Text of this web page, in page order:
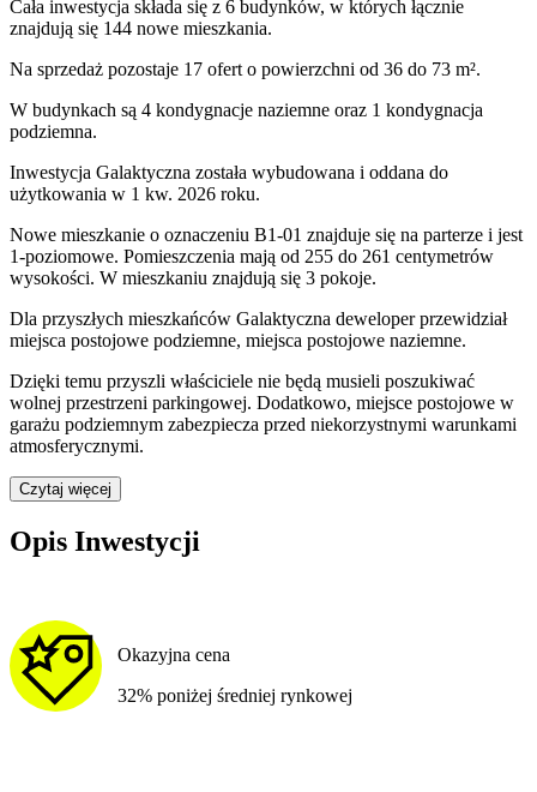
Cała inwestycja składa się z 6 budynków, w których łącznie
znajdują się 144 nowe mieszkania.
Na sprzedaż pozostaje 17 ofert o powierzchni od 36 do 73 m².
W budynkach są 4 kondygnacje naziemne oraz 1 kondygnacja
podziemna.
Inwestycja Galaktyczna została wybudowana i oddana do
użytkowania w 1 kw. 2026 roku.
Nowe mieszkanie o oznaczeniu B1-01 znajduje się na parterze i jest
1-poziomowe. Pomieszczenia mają od 255 do 261 centymetrów
wysokości. W mieszkaniu znajdują się 3 pokoje.
Dla przyszłych mieszkańców Galaktyczna deweloper przewidział
miejsca postojowe podziemne, miejsca postojowe naziemne.
Dzięki temu przyszli właściciele nie będą musieli poszukiwać
wolnej przestrzeni parkingowej. Dodatkowo, miejsce postojowe w
garażu podziemnym zabezpiecza przed niekorzystnymi warunkami
atmosferycznymi.
Czytaj więcej
Opis Inwestycji
Okazyjna cena
32% poniżej średniej rynkowej